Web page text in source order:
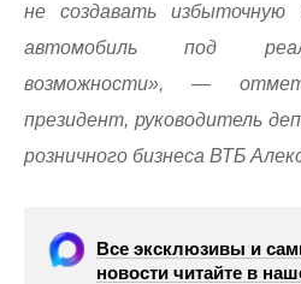
не создавать избыточную
автомобиль под
возможности», —
президент, руководитель
розничного бизнеса ВТБ
Все эксклюзивы и
новости читайте в